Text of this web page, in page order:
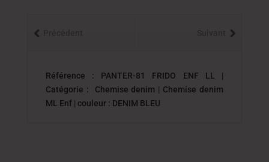
Référence : PANTER-81 FRIDO ENF LL |
Catégorie : Chemise denim | Chemise denim
ML Enf | couleur : DENIM BLEU